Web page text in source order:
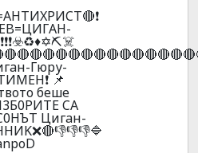
Гюpу-
📌
бeшe
CA
Цигaн-